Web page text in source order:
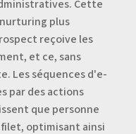
Cette
plus
reçoive les
et ce, sans
Les séquences d'e-
par des actions
que personne
filet, optimisant ainsi